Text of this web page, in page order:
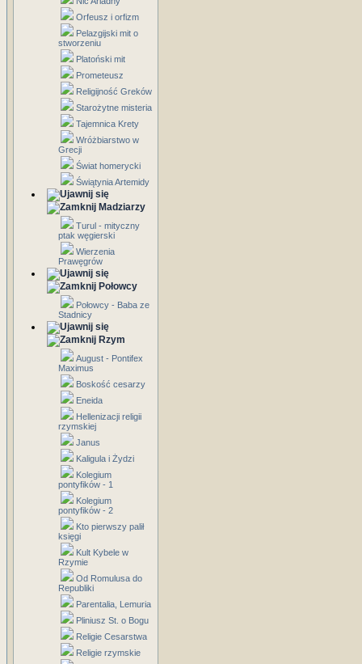
Orfeusz i orfizm
Pelazgijski mit o
stworzeniu
Platoński mit
Prometeusz
Religijność Greków
Starożytne misteria
Tajemnica Krety
Wróżbiarstwo w
Grecji
Świat homerycki
Świątynia Artemidy
Madziarzy
Turul - mityczny
ptak węgierski
Wierzenia
Prawęgrów
Połowcy
Połowcy - Baba ze
Stadnicy
Rzym
August - Pontifex
Maximus
Boskość cesarzy
Eneida
Hellenizacji religii
rzymskiej
Janus
Kaligula i Żydzi
Kolegium
pontyfików - 1
Kolegium
pontyfików - 2
Kto pierwszy palił
księgi
Kult Kybele w
Rzymie
Od Romulusa do
Republiki
Parentalia, Lemuria
Pliniusz St. o Bogu
Religie Cesarstwa
Religie rzymskie